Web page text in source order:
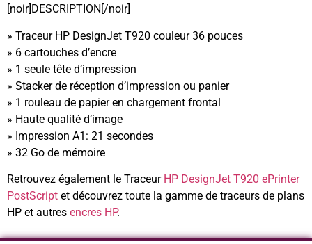
[noir]DESCRIPTION[/noir]
» Traceur HP DesignJet T920 couleur 36 pouces
» 6 cartouches d’encre
» 1 seule tête d’impression
» Stacker de réception d’impression ou panier
» 1 rouleau de papier en chargement frontal
» Haute qualité d’image
» Impression A1: 21 secondes
» 32 Go de mémoire
Retrouvez également le Traceur HP DesignJet T920 ePrinter
PostScript et découvrez toute la gamme de traceurs de plans
HP et autres encres HP.